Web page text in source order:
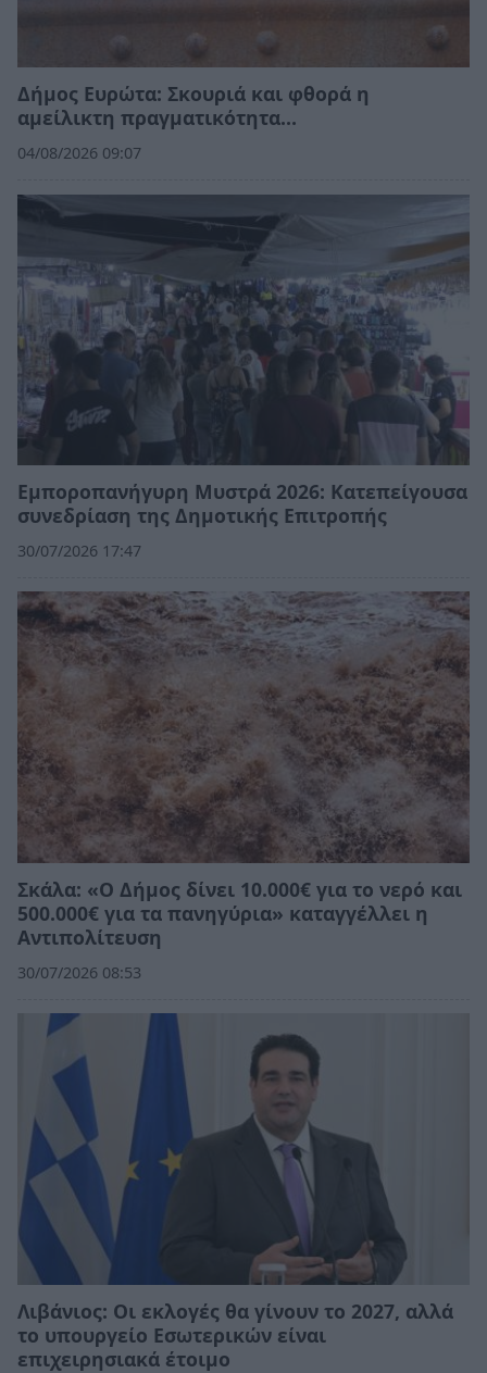
Δήμος Ευρώτα: Σκουριά και φθορά η
αμείλικτη πραγματικότητα…
04/08/2026 09:07
Εμποροπανήγυρη Μυστρά 2026: Κατεπείγουσα
συνεδρίαση της Δημοτικής Επιτροπής
30/07/2026 17:47
Σκάλα: «Ο Δήμος δίνει 10.000€ για το νερό και
500.000€ για τα πανηγύρια» καταγγέλλει η
Αντιπολίτευση
30/07/2026 08:53
Λιβάνιος: Οι εκλογές θα γίνουν το 2027, αλλά
το υπουργείο Εσωτερικών είναι
επιχειρησιακά έτοιμο